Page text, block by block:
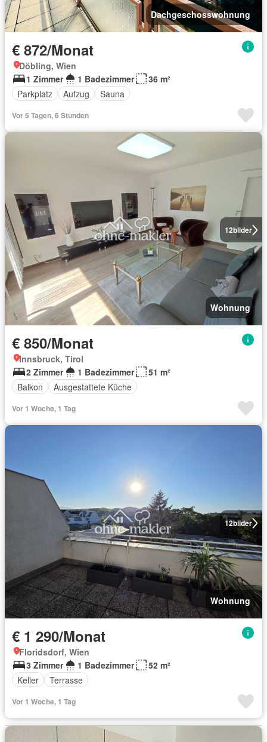
Dachgeschosswohnung
€ 872/Monat
Döbling, Wien
1 Zimmer
1 Badezimmer
36 m²
Parkplatz
Aufzug Sauna
Vor 5 Tagen, 6 Stunden
12bilder
Wohnung
€ 850/Monat
Innsbruck, Tirol
2 Zimmer
1 Badezimmer
51 m²
Balkon
Ausgestattete Küche
Vor 1 Woche, 1 Tag
12bilder
Wohnung
€ 1 290/Monat
Floridsdorf, Wien
3 Zimmer
1 Badezimmer
52 m²
Keller
Terrasse
Vor 1 Woche, 1 Tag